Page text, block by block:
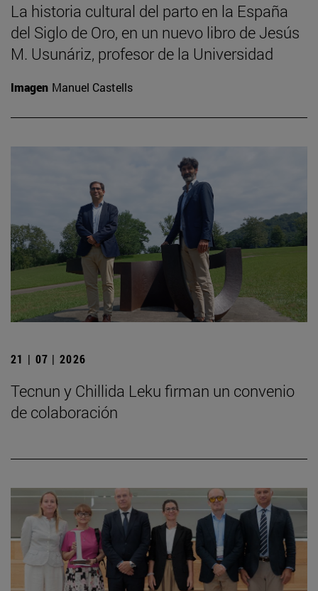
La historia cultural del parto en la España
del Siglo de Oro, en un nuevo libro de Jesús
M. Usunáriz, profesor de la Universidad
Imagen Manuel Castells
21 | 07 | 2026
Tecnun y Chillida Leku firman un convenio
de colaboración